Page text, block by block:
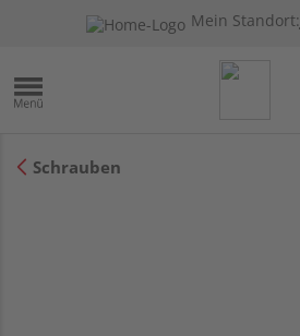
Mein Standort:
Schrauben